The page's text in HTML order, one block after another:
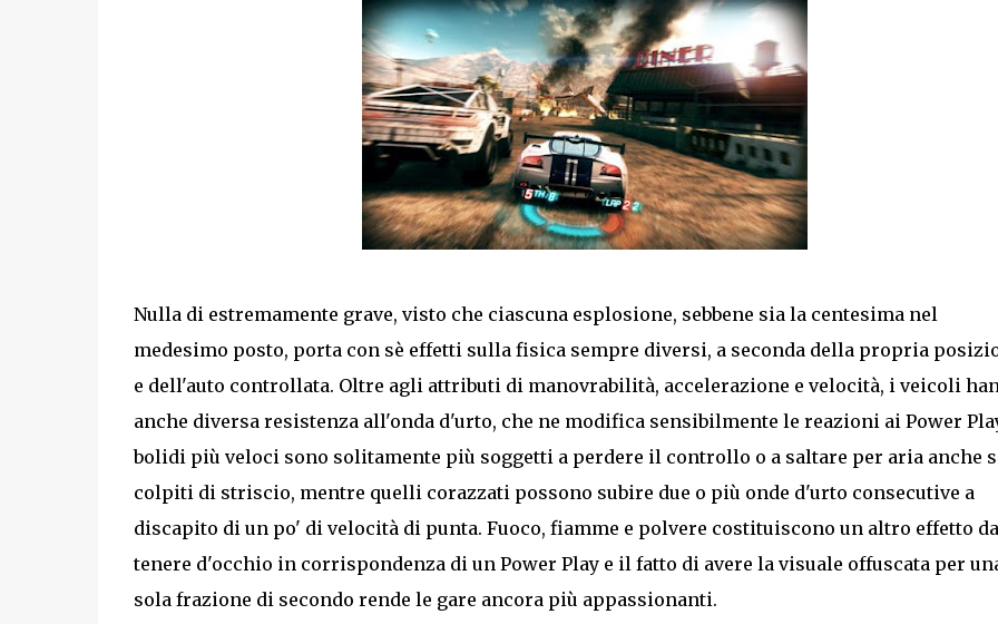
Nulla di estremamente grave, visto che ciascuna esplosione, sebbene sia la centesima nel
medesimo posto, porta con sè effetti sulla fisica sempre diversi, a seconda della propria
e dell'auto controllata. Oltre agli attributi di manovrabilità, accelerazione e velocità, i veicoli
anche diversa resistenza all'onda d'urto, che ne modifica sensibilmente le reazioni ai Power
bolidi più veloci sono solitamente più soggetti a perdere il controllo o a saltare per aria anche
colpiti di striscio, mentre quelli corazzati possono subire due o più onde d'urto consecutive a
discapito di un po' di velocità di punta. Fuoco, fiamme e polvere costituiscono un altro effetto da
tenere d'occhio in corrispondenza di un Power Play e il fatto di avere la visuale offuscata per
sola frazione di secondo rende le gare ancora più appassionanti.